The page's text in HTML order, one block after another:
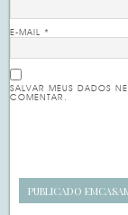
E-MAIL*
SALVAR MEUS DADOS
COMENTAR.
PUBLICADO EM